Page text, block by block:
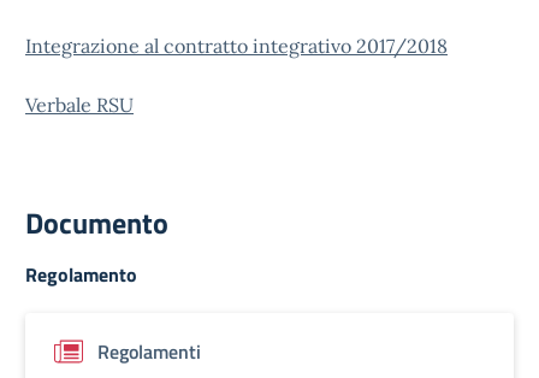
Integrazione al contratto integrativo 2017/2018
Verbale RSU
Documento
Regolamento
Regolamenti